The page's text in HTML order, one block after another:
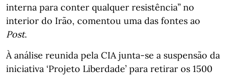
interna para conter qualquer resistência” no
interior do Irão, comentou uma das fontes ao
Post.
À análise reunida pela CIA junta-se a suspensão da
iniciativa ‘Projeto Liberdade’ para retirar os 1500